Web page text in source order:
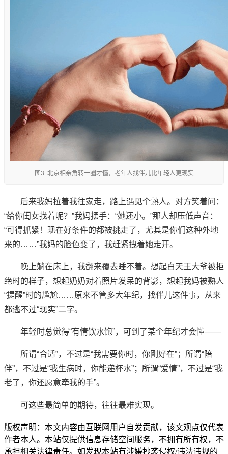
图3: 北京相亲角转一圈才懂，老年人找伴儿比年轻人更现实
后来我妈拉着我往家走，路上遇见个熟人。对方笑着问：
“给你闺女找着呢？”我妈摆手：“她还小。”那人却压低声音：
“可得抓紧！现在好条件的都被挑走了，尤其是你们这种外地
来的……”我妈的脸色变了，我赶紧拽着她走开。
晚上躺在床上，我翻来覆去睡不着。想起白天王大爷被拒
绝时的样子，想起奶奶对着照片发呆的背影，想起我妈被熟人
“提醒”时的尴尬……原来不管多大年纪，找伴儿这件事，从来
都逃不过“现实”二字。
年轻时总觉得“有情饮水饱”，可到了某个年纪才会懂——
所谓“合适”，不过是“我需要你时，你刚好在”；所谓“陪
伴”，不过是“我生病时，你能递杯水”；所谓“爱情”，不过是“我
老了，你还愿意牵我的手”。
可这些最简单的期待，往往最难实现。
版权声明：本文内容由互联网用户自发贡献，该文观点仅代表
作者本人。本站仅提供信息存储空间服务，不拥有所有权，不
承担相关法律责任。如发现本站有涉嫌抄袭侵权/违法违规的